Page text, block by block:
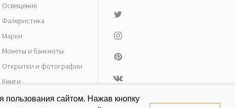
Освещение
Фалеристика
Марки
Монеты и банкноты
Открытки и фотографии
Книги
Разное
пользования сайтом. Нажав кнопку